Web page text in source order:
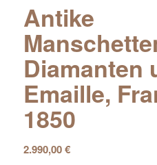
Antike
Diamanten
Emaille,
1850
2.990,00€